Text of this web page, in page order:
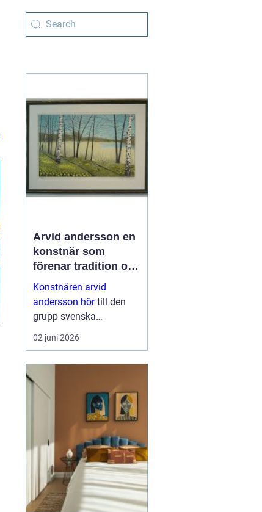
Arvid andersson en
konstnär som
förenar tradition och
nutid
Konstnären arvid
andersson hörtill den
grupp svenska
bildskapare som rör sig
tryggt mellan klassisk
hans verk möts vardag
och fördjupning, ofta
med motiv som...
02 juni 2026